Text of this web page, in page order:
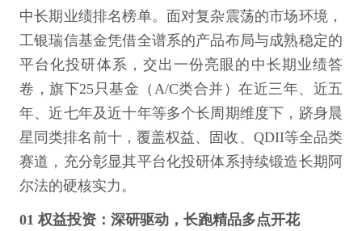
中长期业绩排名榜单。面对复杂震荡的市场环境，
工银瑞信基金凭借全谱系的产品布局与成熟稳定的
平台化投研体系，交出一份亮眼的中长期业绩答
卷，旗下25只基金（A/C类合并）在近三年、近五
年、近七年及近十年等多个长周期维度下，跻身晨
星同类排名前十，覆盖权益、固收、QDII等全品类
赛道，充分彰显其平台化投研体系持续锻造长期阿
尔法的硬核实力。
01 权益投资：深研驱动，长跑精品多点开花